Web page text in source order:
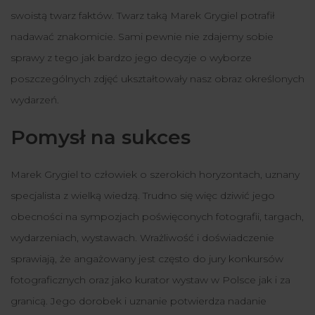
swoistą twarz faktów. Twarz taką Marek Grygiel potrafił
nadawać znakomicie. Sami pewnie nie zdajemy sobie
sprawy z tego jak bardzo jego decyzje o wyborze
poszczególnych zdjęć ukształtowały nasz obraz określonych
wydarzeń.
Pomysł na sukces
Marek Grygiel to człowiek o szerokich horyzontach, uznany
specjalista z wielką wiedzą. Trudno się więc dziwić jego
obecności na sympozjach poświęconych fotografii, targach,
wydarzeniach, wystawach. Wrażliwość i doświadczenie
sprawiają, że angażowany jest często do jury konkursów
fotograficznych oraz jako kurator wystaw w Polsce jak i za
granicą. Jego dorobek i uznanie potwierdza nadanie